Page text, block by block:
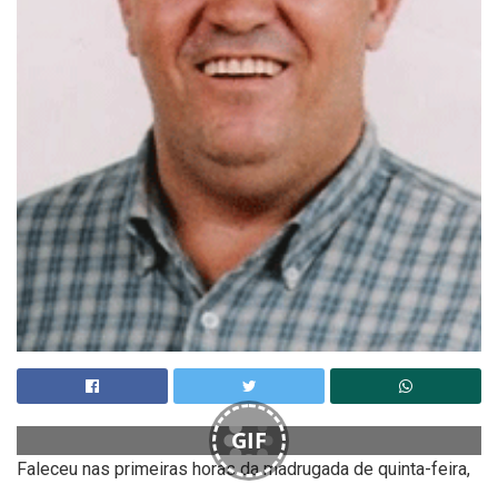
GIF
Faleceu nas primeiras horas da madrugada de quinta-feira,